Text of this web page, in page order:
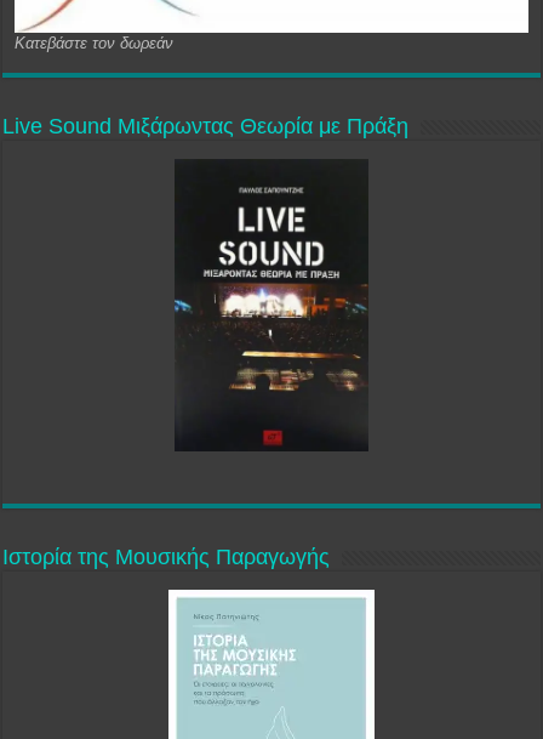
Κατεβάστε τον δωρεάν
Live Sound Μιξάρωντας Θεωρία με Πράξη
Ιστορία της Μουσικής Παραγωγής